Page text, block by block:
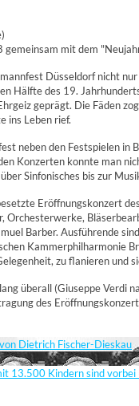
mit dem
Düsseldorf nicht
Hälfte des 19.
geprägt. Die Fäden
ins Leben rief.
neben den Festspielen
Konzerten konnte man
Sinfonisches bis zur
Eröffnungskonzert
Barber. Ausführende
Kammerphilharmonie
zu flanieren und
überall (Giuseppe
des
Dietrich Fischer-Dieskau
13.500 Kindern sind vorbei